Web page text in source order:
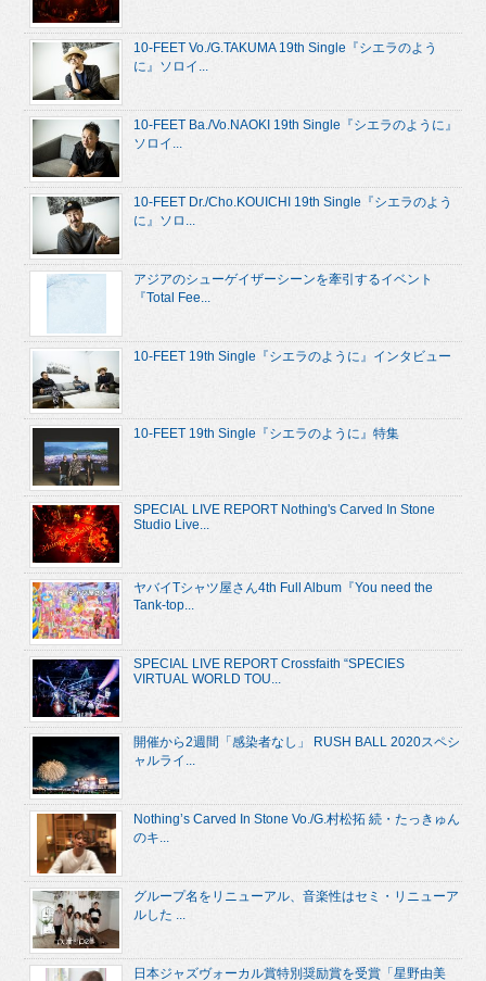
10-FEET Vo./G.TAKUMA 19th Single『シエラのよう
に』ソロイ...
10-FEET Ba./Vo.NAOKI 19th Single『シエラのように』
ソロイ...
10-FEET Dr./Cho.KOUICHI 19th Single『シエラのよう
に』ソロ...
アジアのシューゲイザーシーンを牽引するイベント
『Total Fee...
10-FEET 19th Single『シエラのように』インタビュー
10-FEET 19th Single『シエラのように』特集
SPECIAL LIVE REPORT Nothing's Carved In Stone
Studio Live...
ヤバイTシャツ屋さん4th Full Album『You need the
Tank-top...
SPECIAL LIVE REPORT Crossfaith “SPECIES
VIRTUAL WORLD TOU...
開催から2週間「感染者なし」 RUSH BALL 2020スペシ
ャルライ...
Nothing’s Carved In Stone Vo./G.村松拓 続・たっきゅん
のキ...
グループ名をリニューアル、音楽性はセミ・リニューア
ルした ...
日本ジャズヴォーカル賞特別奨励賞を受賞「星野由美